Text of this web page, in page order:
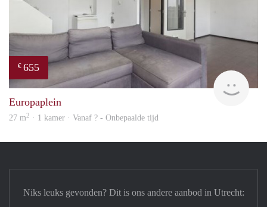
€ 655
Europaplein
27 m2 · 1 kamer · Vanaf ? - Onbepaalde tijd
Niks leuks gevonden? Dit is ons andere aanbod in Utrecht: